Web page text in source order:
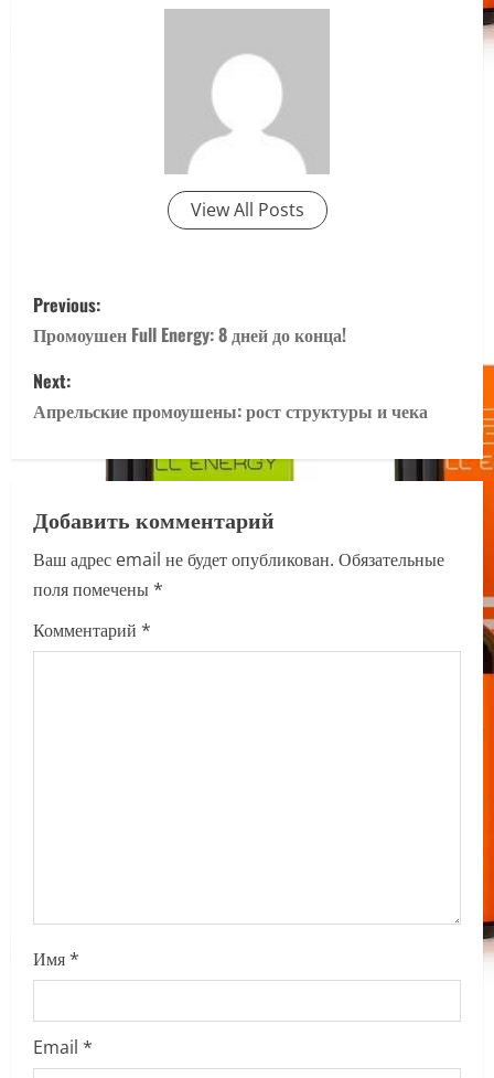
View All Posts
P
o
s
t
a
v
i
g
Previous:
Промоушен Full Energy: 8 дней до конца!
Next:
Апрельские промоушены: рост структуры и чека
Добавить комментарий
Ваш адрес email не будет опубликован. Обязательные
поля помечены*
Комментарий *
Имя*
Email *